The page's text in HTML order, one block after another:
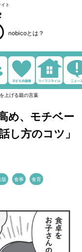
ト
nobicoとは？
上げる親の言葉
め、モチベー
し方のコツ」
版 食事 食育